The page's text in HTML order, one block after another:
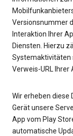
Versionsnummer
Interaktion Ihrer
Diensten. Hierzu
Systemaktivitäten
Verweis-URL Ihrer
Wir erheben diese
Gerät unsere
App vom Play
automatische